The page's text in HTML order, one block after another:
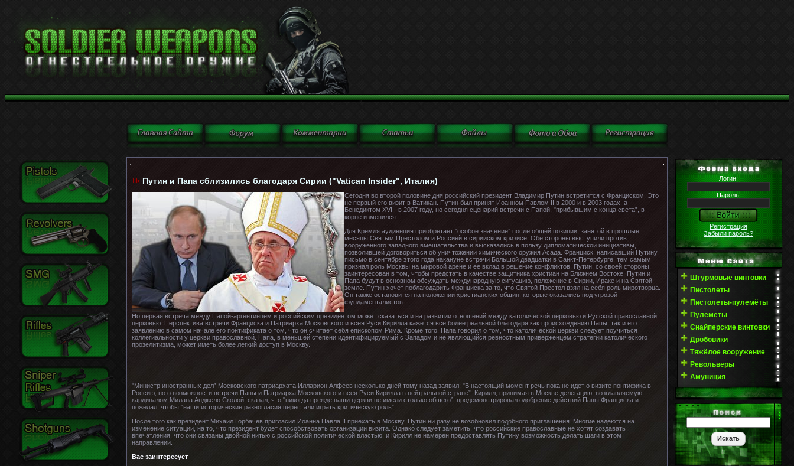
Путин и Папа сблизились благодаря Сирии ("Vatican Insider", Италия)
Сегодня во второй половине дня российский президент Владимир Путин встретится с Франциском. Это
не первый его визит в Ватикан. Путин был принят Иоанном Павлом II в 2000 и в 2003 годах, а
Бенедиктом XVI - в 2007 году, но сегодня сценарий встречи с Папой, "прибывшим с конца света”, в
корне изменился.
Для Кремля аудиенция приобретает "особое значение” после общей позиции, занятой в прошлые
месяцы Святым Престолом и Россией в сирийском кризисе. Обе стороны выступили против
вооруженного западного вмешательства и высказались в пользу дипломатической инициативы,
позволившей договориться об уничтожении химического оружия Асада. Франциск, написавший Путину
письмо в сентябре этого года накануне встречи Большой двадцатки в Санкт-Петербурге, тем самым
признал роль Москвы на мировой арене и ее вклад в решение конфликтов. Путин, со своей стороны,
заинтересован в том, чтобы предстать в качестве защитника христиан на Ближнем Востоке. Путин и
Папа будут в основном обсуждать международную ситуацию, положение в Сирии, Ираке и на Святой
земле. Путин хочет поблагодарить Франциска за то, что Святой Престол взял на себя роль миротворца.
Он также остановится на положении христианских общин, которые оказались под угрозой
фундаменталистов.
Но первая встреча между Папой-аргентинцем и российским президентом может сказаться и на развитии отношений между католической церковью и Русской православной
церковью. Перспектива встречи Франциска и Патриарха Московского и всея Руси Кирилла кажется все более реальной благодаря как происхождению Папы, так и его
заявлению в самом начале его понтификата о том, что он считает себя епископом Рима. Кроме того, Папа говорил о том, что католической церкви следует поучиться
коллегиальности у церкви православной. Папа, в меньшей степени идентифицируемый с Западом и не являющийся ревностным приверженцем стратегии католического
прозелитизма, может иметь более легкий доступ в Москву.
"Министр иностранных дел” Московского патриархата Илларион Алфеев несколько дней тому назад заявил: "В настоящий момент речь пока не идет о визите понтифика в
Россию, но о возможности встречи Папы и Патриарха Московского и всея Руси Кирилла в нейтральной стране”. Кирилл, принимая в Москве делегацию, возглавляемую
кардиналом Милана Анджело Сколой, сказал, что "никогда прежде наши церкви не имели столько общего”, продемонстрировал одобрение действий Папы Франциска и
пожелал, чтобы "наши исторические разногласия перестали играть критическую роль”.
После того как президент Михаил Горбачев пригласил Иоанна Павла II приехать в Москву, Путин ни разу не возобновил подобного приглашения. Многие надеются на
изменение ситуации, на то, что президент будет способствовать организации визита. Однако следует заметить, что российские православные не хотят создавать
впечатления, что они связаны двойной нитью с российской политической властью, и Кирилл не намерен предоставлять Путину возможность делать шаги в этом
направлении.
Вас заинтересует
Логин:
Пароль:
Регистрация
Забыли пароль?
Штурмовые винтовки
Пистолеты
Пистолеты-пулемёты
Пулемёты
Снайперские винтовки
Дробовики
Тяжёлое вооружение
Револьверы
Амуниция